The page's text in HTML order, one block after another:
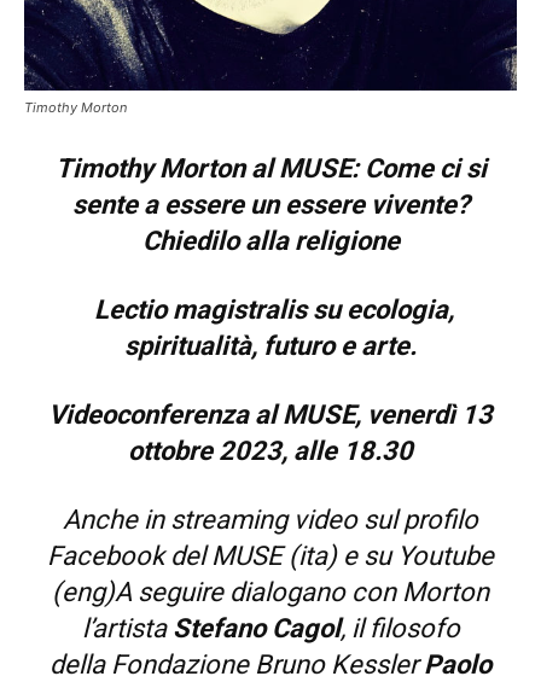
Timothy Morton
Timothy Morton al MUSE: Come ci si
sente a essere un essere vivente?
Chiedilo alla religione
Lectio magistralis su ecologia,
spiritualità, futuro e arte.
Videoconferenza al MUSE, venerdì 13
ottobre 2023, alle 18.30
Anche in streaming video sul profilo
Facebook del MUSE (ita) e su Youtube
(eng)A seguire dialogano con Morton
l’artista Stefano Cagol, il filosofo
della Fondazione Bruno KesslerPaolo